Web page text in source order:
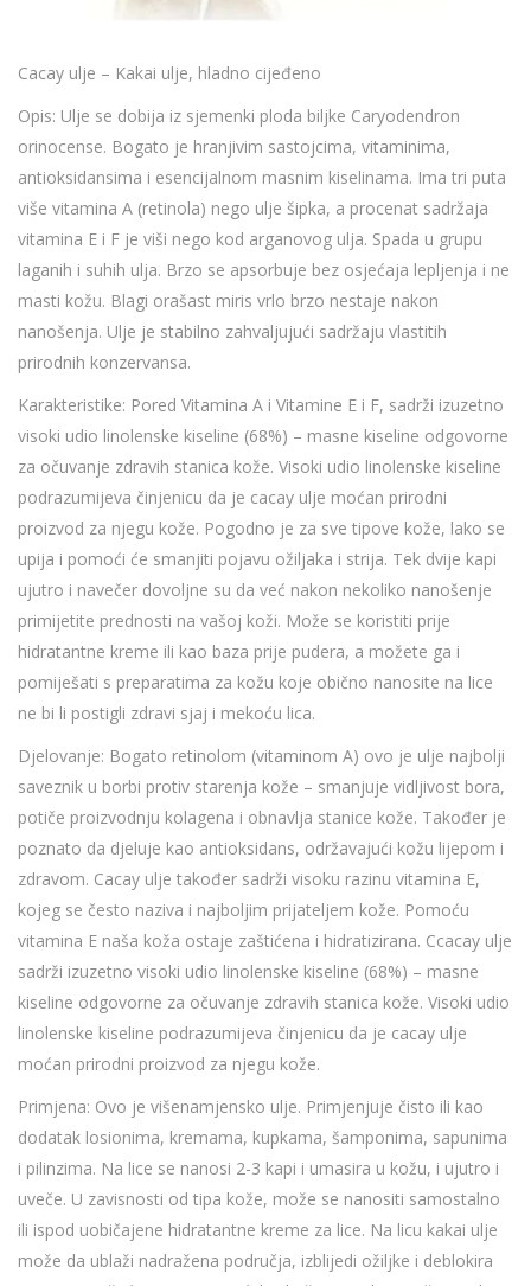
Cacay ulje – Kakai ulje, hladno cijeđeno
Opis: Ulje se dobija iz sjemenki ploda biljke Caryodendron
orinocense. Bogato je hranjivim sastojcima, vitaminima,
antioksidansima i esencijalnom masnim kiselinama. Ima tri puta
više vitamina A (retinola) nego ulje šipka, a procenat sadržaja
vitamina E i F je viši nego kod arganovog ulja. Spada u grupu
laganih i suhih ulja. Brzo se apsorbuje bez osjećaja lepljenja i ne
masti kožu. Blagi orašast miris vrlo brzo nestaje nakon
nanošenja. Ulje je stabilno zahvaljujući sadržaju vlastitih
prirodnih konzervansa.
Karakteristike: Pored Vitamina A i Vitamine E i F, sadrži izuzetno
visoki udio linolenske kiseline (68%) – masne kiseline odgovorne
za očuvanje zdravih stanica kože. Visoki udio linolenske kiseline
podrazumijeva činjenicu da je cacay ulje moćan prirodni
proizvod za njegu kože. Pogodno je za sve tipove kože, lako se
upija i pomoći će smanjiti pojavu ožiljaka i strija. Tek dvije kapi
ujutro i navečer dovoljne su da već nakon nekoliko nanošenje
primijetite prednosti na vašoj koži. Može se koristiti prije
hidratantne kreme ili kao baza prije pudera, a možete ga i
pomiješati s preparatima za kožu koje obično nanosite na lice
ne bi li postigli zdravi sjaj i mekoću lica.
Djelovanje: Bogato retinolom (vitaminom A) ovo je ulje najbolji
saveznik u borbi protiv starenja kože – smanjuje vidljivost bora,
potiče proizvodnju kolagena i obnavlja stanice kože. Također je
poznato da djeluje kao antioksidans, održavajući kožu lijepom i
zdravom. Cacay ulje također sadrži visoku razinu vitamina E,
kojeg se često naziva i najboljim prijateljem kože. Pomoću
vitamina E naša koža ostaje zaštićena i hidratizirana. Ccacay ulje
sadrži izuzetno visoki udio linolenske kiseline (68%) – masne
kiseline odgovorne za očuvanje zdravih stanica kože. Visoki udio
linolenske kiseline podrazumijeva činjenicu da je cacay ulje
moćan prirodni proizvod za njegu kože.
Primjena: Ovo je višenamjensko ulje. Primjenjuje čisto ili kao
dodatak losionima, kremama, kupkama, šamponima, sapunima
i pilinzima. Na lice se nanosi 2-3 kapi i umasira u kožu, i ujutro i
uveče. U zavisnosti od tipa kože, može se nanositi samostalno
ili ispod uobičajene hidratantne kreme za lice. Na licu kakai ulje
može da ublaži nadražena područja, izblijedi ožiljke i deblokira